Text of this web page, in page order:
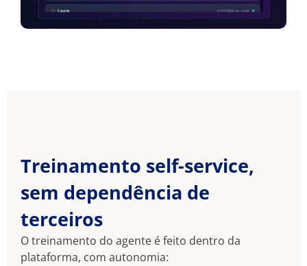
Treinamento self-service,
sem dependência de
terceiros
O treinamento do agente é feito dentro da
plataforma, com autonomia: